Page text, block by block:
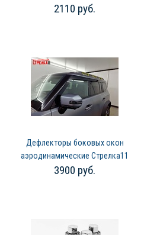
4627082280036
2110 руб.
Дефлекторы боковых окон
аэродинамические Стрелка11
для Jetour T2 (2024-2026) №
3900 руб.